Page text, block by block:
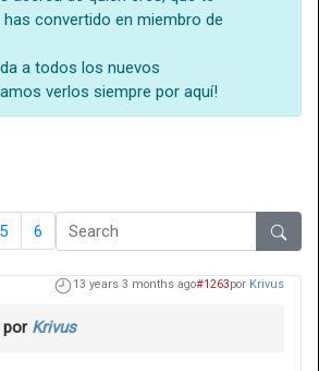
convertido en miembro de
a todos los nuevos
verlos siempre por aquí!
5 6
13 years 3 months ago#1263por Krivus
por Krivus